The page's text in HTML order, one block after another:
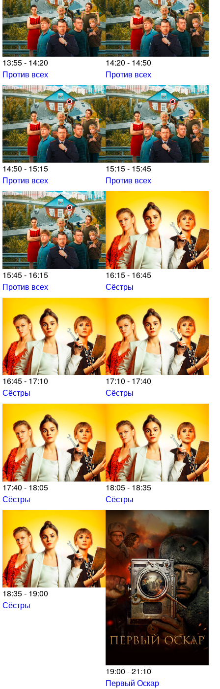
13:55 - 14:20
Против всех
14:20 - 14:50
Против всех
14:50 - 15:15
Против всех
15:15 - 15:45
Против всех
15:45 - 16:15
Против всех
16:15 - 16:45
Сёстры
16:45 - 17:10
Сёстры
17:10 - 17:40
Сёстры
17:40 - 18:05
Сёстры
18:05 - 18:35
Сёстры
18:35 - 19:00
Сёстры
19:00 - 21:10
Первый Оскар